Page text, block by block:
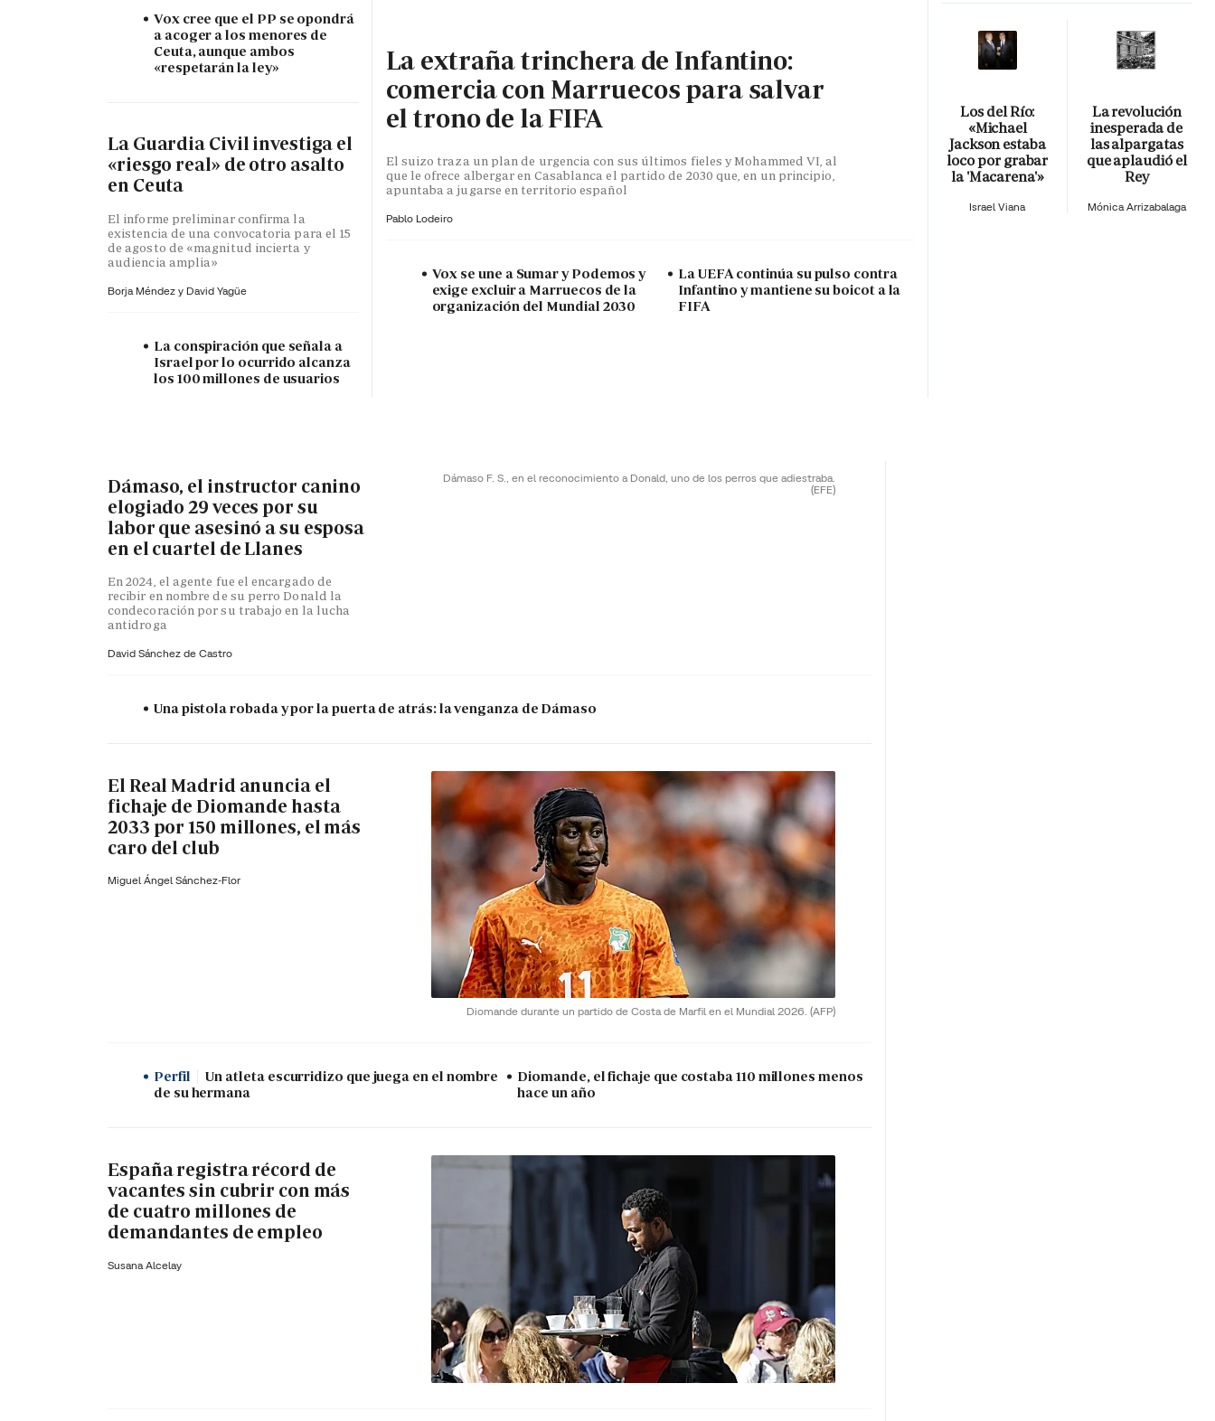
Vox cree que el PP se opondrá
a acoger a los menores de
Ceuta, aunque ambos
«respetarán la ley»
La Guardia Civil investiga el
«riesgo real» de otro asalto
en Ceuta
El informe preliminar confirma la
existencia de una convocatoria para el 15
de agosto de «magnitud incierta y
audiencia amplia»
Borja Méndez y David Yagüe
La conspiración que señala a
Israel por lo ocurrido alcanza
los 100 millones de usuarios
La extraña trinchera de Infantino:
comercia con Marruecos para salvar
el trono de la FIFA
El suizo traza un plan de urgencia con sus últimos fieles y Mohammed VI, al
que le ofrece albergar en Casablanca el partido de 2030 que, en un principio,
apuntaba a jugarse en territorio español
Pablo Lodeiro
Vox se une a Sumar y Podemos y
exige excluir a Marruecos de la
organización del Mundial 2030
La UEFA continúa su pulso contra
Infantino y mantiene su boicot a la
FIFA
Los del Río:
«Michael
Jackson estaba
loco por grabar
la 'Macarena'»
Israel Viana
La revolución
inesperada de
las alpargatas
que aplaudió el
Rey
Mónica Arrizabalaga
Dámaso F. S., en el reconocimiento a Donald, uno de los perros que adiestraba.
(EFE)
Dámaso, el instructor canino
elogiado 29 veces por su
labor que asesinó a su esposa
en el cuartel de Llanes
En 2024, el agente fue el encargado de
recibir en nombre de su perro Donald la
condecoración por su trabajo en la lucha
antidroga
David Sánchez de Castro
Una pistola robada y por la puerta de atrás: la venganza de Dámaso
Diomande durante un partido de Costa de Marfil en el Mundial 2026. (AFP)
El Real Madrid anuncia el
fichaje de Diomande hasta
2033 por 150 millones, el más
caro del club
Miguel Ángel Sánchez-Flor
Perfil
Un atleta escurridizo que juega en el nombre
de su hermana
Diomande, el fichaje que costaba 110 millones menos
hace un año
España registra récord de
vacantes sin cubrir con más
de cuatro millones de
demandantes de empleo
Susana Alcelay